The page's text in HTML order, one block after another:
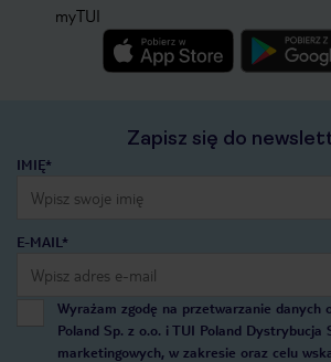
myTUI
Zapisz się do
IMIĘ*
E-MAIL*
Wyrażam zgodę na przetwarzanie danych
Poland Sp. z o.o. i TUI Poland Dystrybucja
marketingowych, w zakresie oraz celu